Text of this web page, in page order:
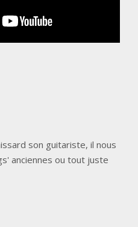
son guitariste, il nous
anciennes ou tout juste